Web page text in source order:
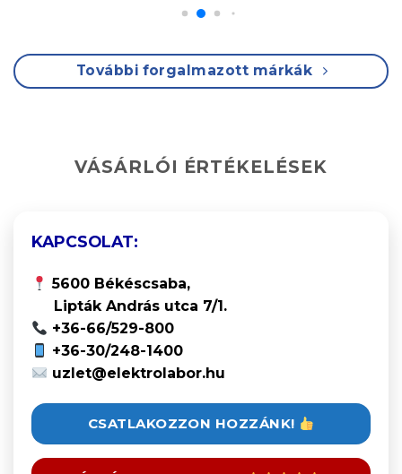
További forgalmazott márkák
VÁSÁRLÓI ÉRTÉKELÉSEK
KAPCSOLAT:
5600 Békéscsaba,
Lipták András utca 7/1.
+36-66/529-800
+36-30/248-1400
uzlet@elektrolabor.hu
CSATLAKOZZON HOZZÁNK!